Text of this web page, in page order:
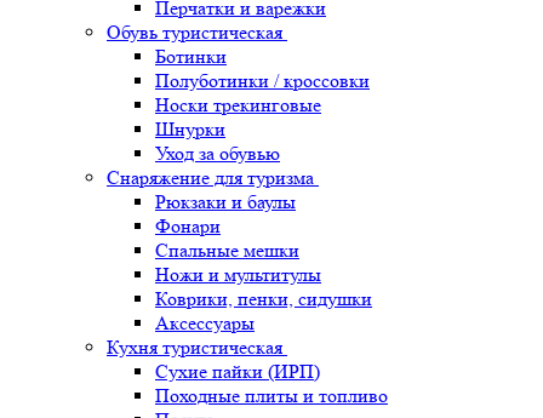
Перчатки и варежки
Обувь туристическая
Ботинки
Полуботинки / кроссовки
Носки трекинговые
Шнурки
Уход за обувью
Снаряжение для туризма
Рюкзаки и баулы
Фонари
Спальные мешки
Ножи и мультитулы
Коврики, пенки, сидушки
Аксессуары
Кухня туристическая
Сухие пайки (ИРП)
Походные плиты и топливо